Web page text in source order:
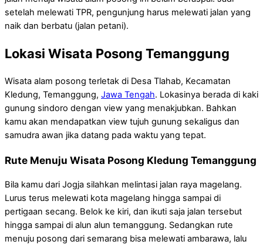
setelah melewati TPR, pengunjung harus melewati jalan yang
naik dan berbatu (jalan petani).
Lokasi Wisata Posong Temanggung
Wisata alam posong terletak di Desa Tlahab, Kecamatan
Kledung, Temanggung, Jawa Tengah. Lokasinya berada di kaki
gunung sindoro dengan view yang menakjubkan. Bahkan
kamu akan mendapatkan view tujuh gunung sekaligus dan
samudra awan jika datang pada waktu yang tepat.
Rute Menuju Wisata Posong Kledung Temanggung
Bila kamu dari Jogja silahkan melintasi jalan raya magelang.
Lurus terus melewati kota magelang hingga sampai di
pertigaan secang. Belok ke kiri, dan ikuti saja jalan tersebut
hingga sampai di alun alun temanggung. Sedangkan rute
menuju posong dari semarang bisa melewati ambarawa, lalu